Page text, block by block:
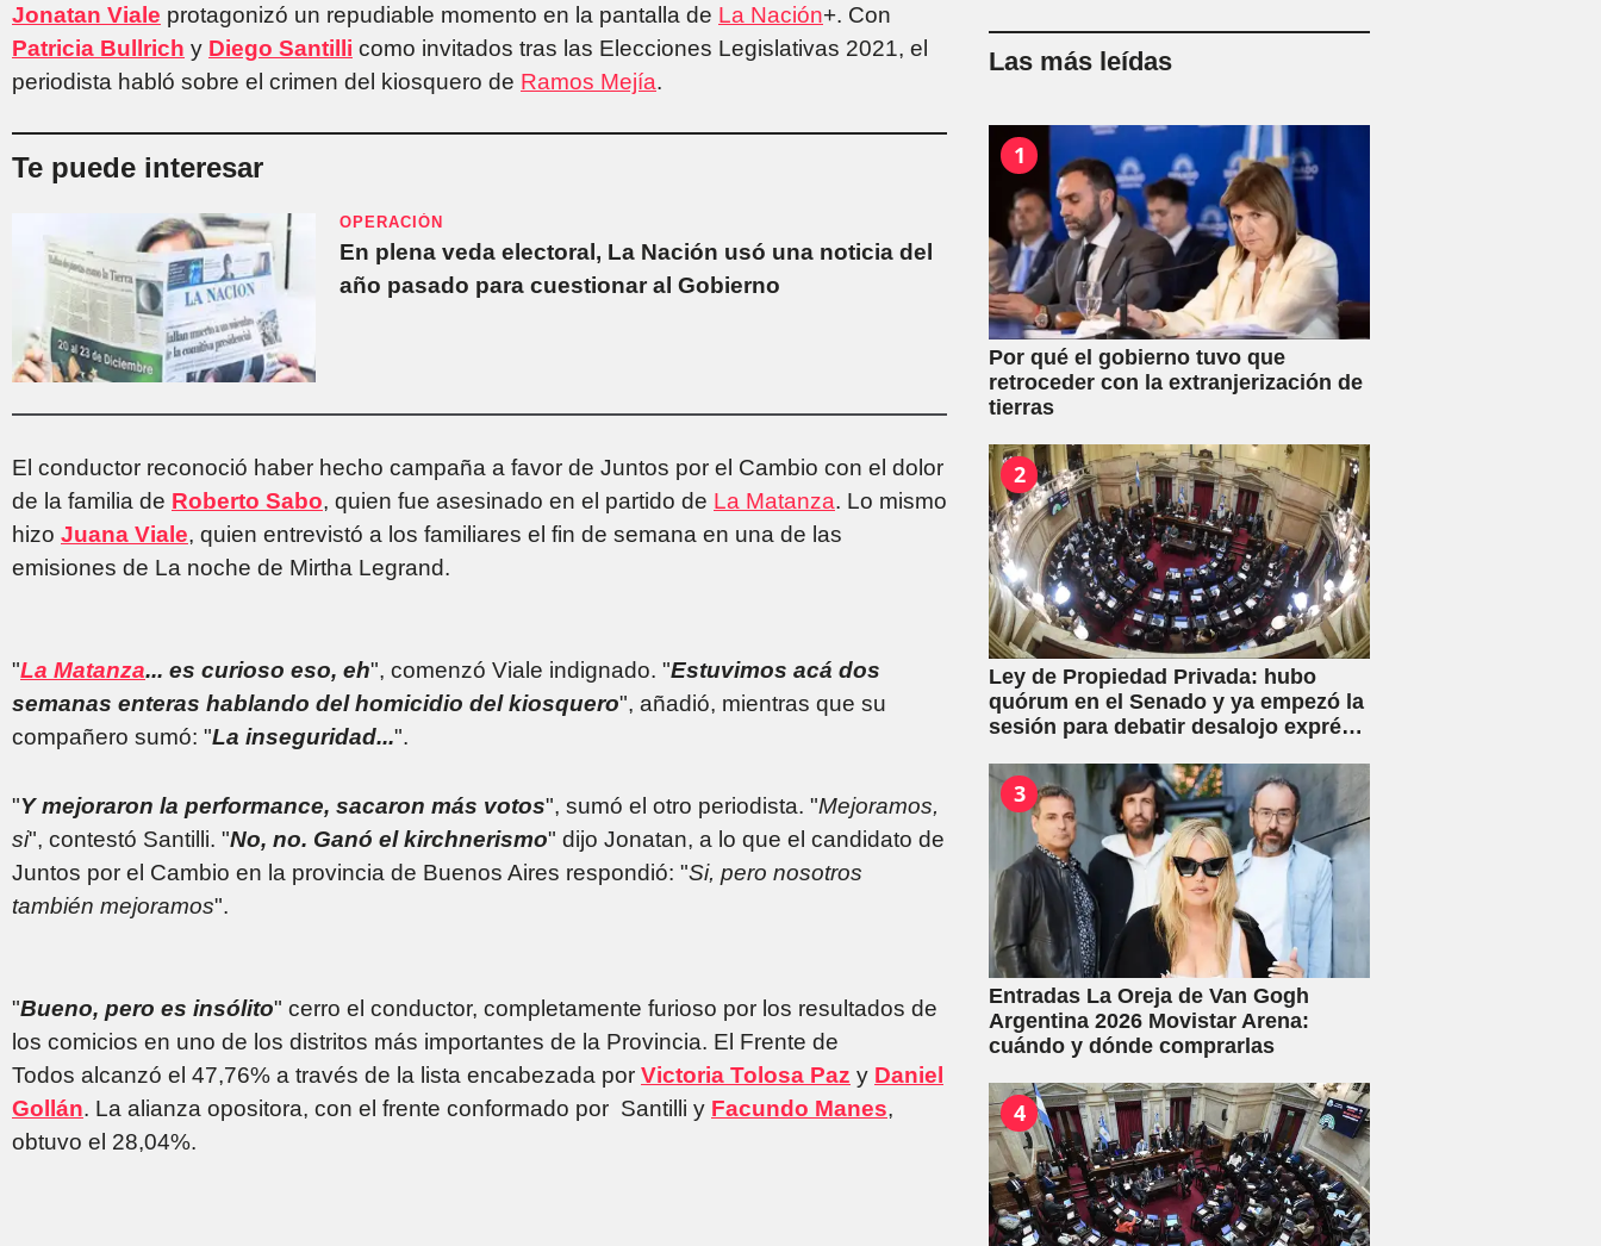
Jonatan Viale protagonizó un repudiable momento en la pantalla de La Nación+. Con
Patricia Bullrich y Diego Santilli como invitados tras las Elecciones Legislativas 2021, el
periodista habló sobre el crimen del kiosquero de Ramos Mejía.
Te puede interesar
OPERACIÓN
En plena veda electoral, La Nación usó una noticia del
año pasado para cuestionar al Gobierno
El conductor reconoció haber hecho campaña a favor de Juntos por el Cambio con el dolor
de la familia de Roberto Sabo, quien fue asesinado en el partido de La Matanza. Lo mismo
hizo Juana Viale, quien entrevistó a los familiares el fin de semana en una de las
emisiones de La noche de Mirtha Legrand.
"La Matanza... es curioso eso, eh", comenzó Viale indignado. "Estuvimos acá dos
semanas enteras hablando del homicidio del kiosquero", añadió, mientras que su
compañero sumó: "La inseguridad...".
"Y mejoraron la performance, sacaron más votos", sumó el otro periodista. "Mejoramos,
si", contestó Santilli. "No, no. Ganó el kirchnerismo" dijo Jonatan, a lo que el candidato de
Juntos por el Cambio en la provincia de Buenos Aires respondió: "Si, pero nosotros
también mejoramos".
"Bueno, pero es insólito" cerro el conductor, completamente furioso por los resultados de
los comicios en uno de los distritos más importantes de la Provincia. El Frente de
Todos alcanzó el 47,76% a través de la lista encabezada por Victoria Tolosa Paz y Daniel
Gollán. La alianza opositora, con el frente conformado por Santilli y Facundo Manes,
obtuvo el 28,04%.
Las más leídas
1
Por qué el gobierno tuvo que
retroceder con la extranjerización de
tierras
2
Ley de Propiedad Privada: hubo
quórum en el Senado y ya empezó la
sesión para debatir desalojo exprés
3
Entradas La Oreja de Van Gogh
Argentina 2026 Movistar Arena:
cuándo y dónde comprarlas
4